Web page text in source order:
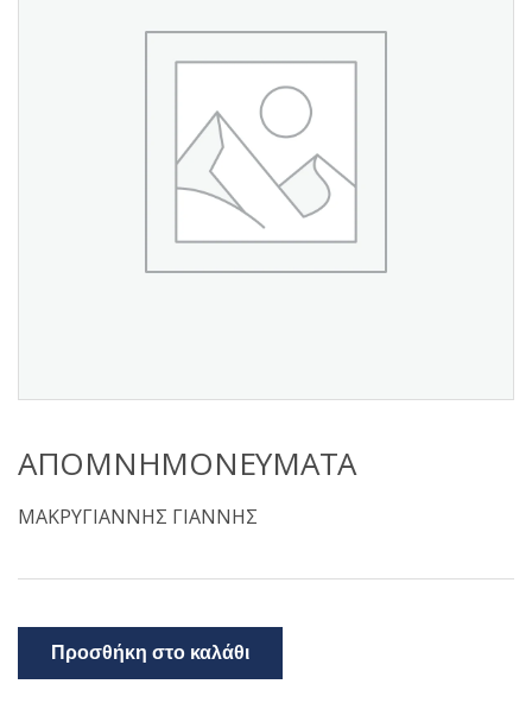
ΑΠΟΜΝΗΜΟΝΕΥΜΑΤΑ
ΜΑΚΡΥΓΙΑΝΝΗΣ ΓΙΑΝΝΗΣ
Προσθήκη στο καλάθι